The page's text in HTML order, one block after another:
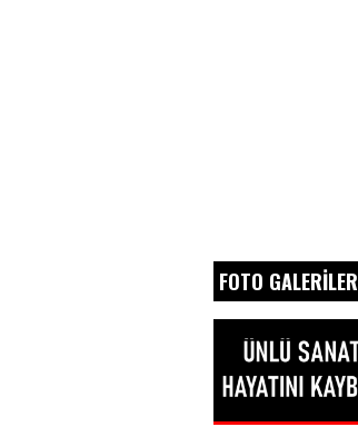
FOTO GALERİLER